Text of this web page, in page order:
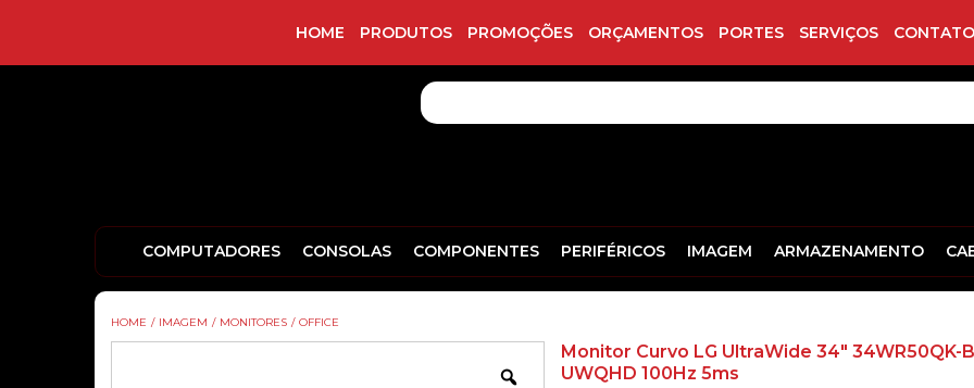
HOME PRODUTOS PROMOÇÕES ORÇAMENTOS PORTES SERVIÇOS
COMPUTADORES CONSOLAS COMPONENTES PERIFÉRICOS IMAGEM ARMAZENAMENTO
HOME / IMAGEM / MONITORES / OFFICE
Zoom
Monitor Curvo LG UltraWide 34″ 34WR50QK-
UWQHD 100Hz 5ms